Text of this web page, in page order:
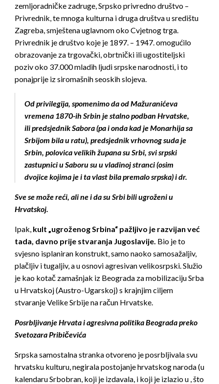
zemljoradničke zadruge, Srpsko privredno društvo –
Privrednik, te mnoga kulturna i druga društva u središtu
Zagreba, smještena uglavnom oko Cvjetnog trga.
Privrednik je društvo koje je 1897. – 1947. omogućilo
obrazovanje za trgovački, obrtnički ili ugostiteljski
poziv oko 37.000 mladih ljudi srpske narodnosti, i to
ponajprije iz siromašnih seoskih slojeva.
Od privilegija, spomenimo da od Mažuranićeva
vremena 1870-ih Srbin je stalno podban Hrvatske,
ili predsjednik Sabora (pa i onda kad je Monarhija sa
Srbijom bila u ratu), predsjednik vrhovnog suda je
Srbin, polovica velikih župana su Srbi, svi srpski
zastupnici u Saboru su u vladinoj stranci (osim
dvojice kojima je i ta vlast bila premalo srpska) i dr.
Sve se može reći, ali ne i da su Srbi bili ugroženi u
Hrvatskoj.
Ipak, kult „ugroženog Srbina“ pažljivo je razvijan već
tada, davno prije stvaranja Jugoslavije. Bio je to
svjesno isplaniran konstrukt, samo naoko samosažaljiv,
plačljiv i tugaljiv, a u osnovi agresivan velikosrpski. Služio
je kao kotač zamašnjak iz Beograda za mobilizaciju Srba
u Hrvatskoj (Austro-Ugarskoj) s krajnjim ciljem
stvaranje Velike Srbije na račun Hrvatske.
Posrbljivanje Hrvata i agresivna politika Beograda preko
Svetozara Pribičevića
Srpska samostalna stranka otvoreno je posrbljivala svu
hrvatsku kulturu, negirala postojanje hrvatskog naroda (u
kalendaru Srbobran, koji je izdavala, i koji je izlazio u , što